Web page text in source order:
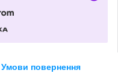
Умови повернення